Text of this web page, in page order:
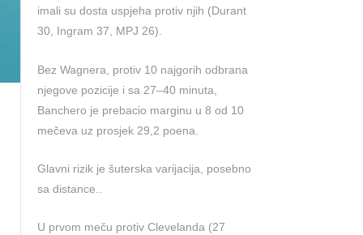
imali su dosta uspjeha protiv njih (Durant
30, Ingram 37, MPJ 26).
Bez Wagnera, protiv 10 najgorih odbrana
njegove pozicije i sa 27–40 minuta,
Banchero je prebacio marginu u 8 od 10
mečeva uz prosjek 29,2 poena.
Glavni rizik je šuterska varijacija, posebno
sa distance..
U prvom meču protiv Clevelanda (27